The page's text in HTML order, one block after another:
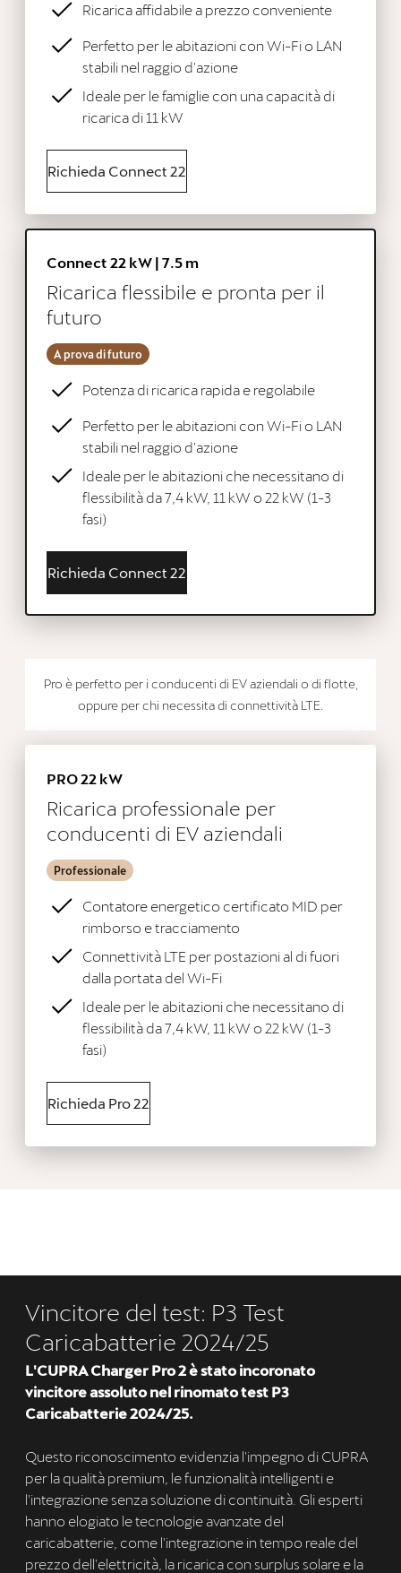
Ricarica affidabile a prezzo conveniente
Perfetto per le abitazioni con Wi-Fi o LAN
stabili nel raggio d'azione
Ideale per le famiglie con una capacità di
ricarica di 11 kW
Richieda Connect 22
Connect 22 kW | 7.5 m
Ricarica flessibile e pronta per il
futuro
A prova di futuro
Potenza di ricarica rapida e regolabile
Perfetto per le abitazioni con Wi-Fi o LAN
stabili nel raggio d'azione
Ideale per le abitazioni che necessitano di
flessibilità da 7,4 kW, 11 kW o 22 kW (1-3
fasi)
Richieda Connect 22
Pro è perfetto per i conducenti di EV aziendali o di flotte,
oppure per chi necessita di connettività LTE.
PRO 22 kW
Ricarica professionale per
conducenti di EV aziendali
Professionale
Contatore energetico certificato MID per
rimborso e tracciamento
Connettività LTE per postazioni al di fuori
dalla portata del Wi-Fi
Ideale per le abitazioni che necessitano di
flessibilità da 7,4 kW, 11 kW o 22 kW (1-3
fasi)
Richieda Pro 22
Vincitore del test: P3 Test
Caricabatterie 2024/25
L'CUPRA Charger Pro 2 è stato incoronato
vincitore assoluto nel rinomato test P3
Caricabatterie 2024/25.
Questo riconoscimento evidenzia l'impegno di CUPRA
per la qualità premium, le funzionalità intelligenti e
l'integrazione senza soluzione di continuità. Gli esperti
hanno elogiato le tecnologie avanzate del
caricabatterie, come l'integrazione in tempo reale del
prezzo dell'elettricità, la ricarica con surplus solare e la